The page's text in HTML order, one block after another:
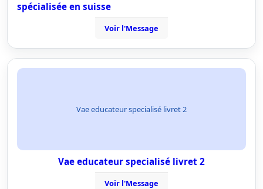
spécialisée en suisse
Voir l'Message
Vae educateur specialisé livret 2
Vae educateur specialisé livret 2
Voir l'Message